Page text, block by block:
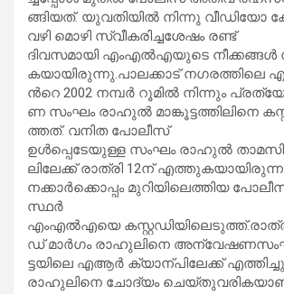
ങ്ങി​യ​ത്. യു​വ​തി​യി​ൽ നി​ന്നു
വ​ഴി മൊ​ഴി സ്വീ​ക​രി​ച്ച​ശേ​ഷം ര​ണ്ട്
ദി​വ​സ​മാ​യി എം​എ​ൽ​എ​യു​ടെ നീ​ക്ക​ങ്ങ​ൾ
ക​യാ​യി​രു​ന്നു.പാ​ല​ക്കാ​ട് ന​ഗ​ര​ത്തി​ലെ
ന്‍റെ 2002 ന​മ്പ​ർ റൂ​മി​ൽ നി​ന്നും
ണ സം​ഘം രാ​ഹു​ല്‍ മാ​ങ്കൂ​ട്ട​ത്തി​ലി​നെ
ത്ത​ത്. വ​നി​ത പോ​ലീ​സ്
ഉ​ള്‍​പ്പെ​ടേ​യു​ള്ള സം​ഘം രാ​ഹു​ല്‍
ലി​ലേ​ക്ക് രാ​ത്രി 12ന്
ന​ക്കാ​ർ​ക്കൊ​പ്പം മു​റി​യി​ലെ​ത്തി​യ
സ്ഥ​ർ
എം​എ​ല്‍​എ​യെ
ഡ് മാ​ർ​ഗം രാ​ഹു​ലി​നെ
ട്ട​യി​ലെ എ​ആ​ർ ക്യാ​ന്പി​ലേ​ക്ക്
രാ​ഹു​ലി​നെ ചോ​ദ്യം